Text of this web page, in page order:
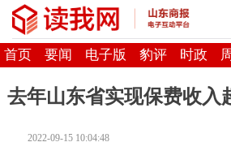
首页 要闻 电子版 豹评 时政
去年山东省实现保费收入
2022-09-15 10:04:48